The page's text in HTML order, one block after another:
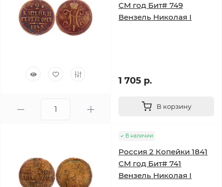
СМ год Бит# 749
Вензель Николая I
1 705 р.
В корзину
В наличии
Россия 2 Копейки 1841
СМ год Бит# 741
Вензель Николая I